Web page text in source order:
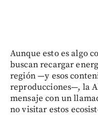
Aunque esto es algo
buscan recargar
región —y esos
reproducciones—, la
mensaje con un
no visitar estos